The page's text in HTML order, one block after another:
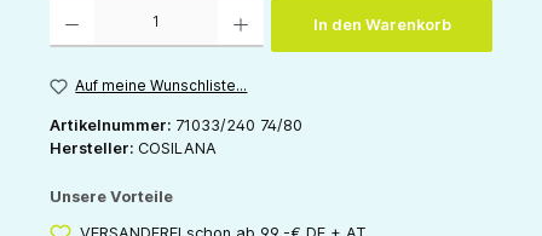
In den Warenkorb
Auf meine Wunschliste...
Artikelnummer: 71033/240 74/80
Hersteller: COSILANA
Unsere Vorteile